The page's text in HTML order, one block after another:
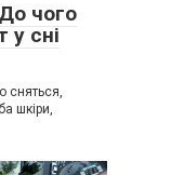
чого
у сні
сняться,
шкіри,